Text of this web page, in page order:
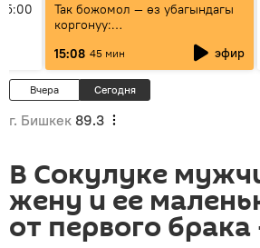
Так божомол — өз убагындагы
коргонуу:
гидрометеорологиялык кызмат
кантип өркүндөтүлүүдө
15:08 45 мин эфир
Вчера Сегодня
г. Бишкек 89.3
В Сокулуке
жену и ее
от первого